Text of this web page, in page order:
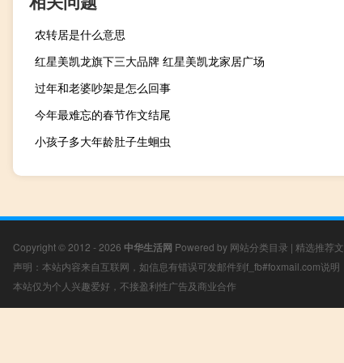
农转居是什么意思
红星美凯龙旗下三大品牌 红星美凯龙家居广场
过年和老婆吵架是怎么回事
今年最难忘的春节作文结尾
小孩子多大年龄肚子生蛔虫
Copyright © 2012 - 2026 中华生活网 Powered by 网站分类目录 | 精选推荐
声明：本站内容来自互联网，如信息有错误可发邮件到f_fb#foxmail.com说明
本站仅为个人兴趣爱好，不接盈利性广告及商业合作